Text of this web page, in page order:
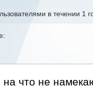
в течении 1
что не